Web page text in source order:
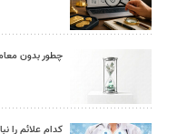
چطور بدون
کدام علائم را